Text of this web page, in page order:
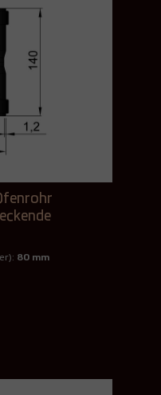
80 mm